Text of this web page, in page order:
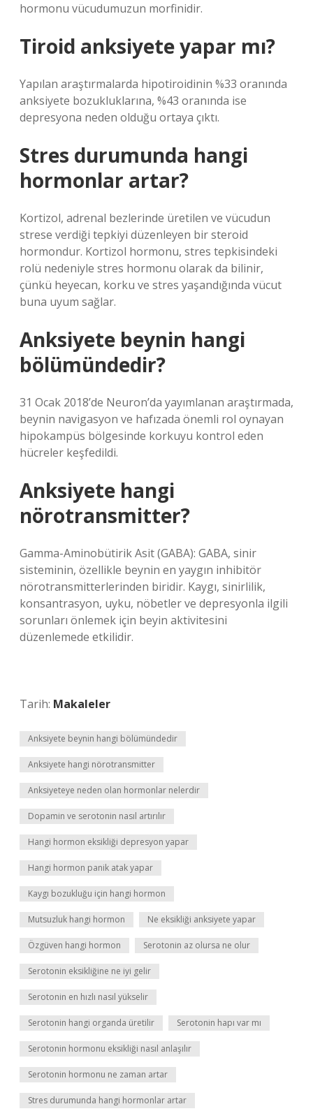
hormonu vücudumuzun morfinidir.
Tiroid anksiyete yapar mı?
Yapılan araştırmalarda hipotiroidinin %33 oranında
anksiyete bozukluklarına, %43 oranında ise
depresyona neden olduğu ortaya çıktı.
Stres durumunda hangi
hormonlar artar?
Kortizol, adrenal bezlerinde üretilen ve vücudun
strese verdiği tepkiyi düzenleyen bir steroid
hormondur. Kortizol hormonu, stres tepkisindeki
rolü nedeniyle stres hormonu olarak da bilinir,
çünkü heyecan, korku ve stres yaşandığında vücut
buna uyum sağlar.
Anksiyete beynin hangi
bölümündedir?
31 Ocak 2018’de Neuron’da yayımlanan araştırmada,
beynin navigasyon ve hafızada önemli rol oynayan
hipokampüs bölgesinde korkuyu kontrol eden
hücreler keşfedildi.
Anksiyete hangi
nörotransmitter?
Gamma-Aminobütirik Asit (GABA): GABA, sinir
sisteminin, özellikle beynin en yaygın inhibitör
nörotransmitterlerinden biridir. Kaygı, sinirlilik,
konsantrasyon, uyku, nöbetler ve depresyonla ilgili
sorunları önlemek için beyin aktivitesini
düzenlemede etkilidir.
Tarih: Makaleler
Anksiyete beynin hangi bölümündedir
Anksiyete hangi nörotransmitter
Anksiyeteye neden olan hormonlar nelerdir
Dopamin ve serotonin nasıl artırılır
Hangi hormon eksikliği depresyon yapar
Hangi hormon panik atak yapar
Kaygı bozukluğu için hangi hormon
Mutsuzluk hangi hormon Ne eksikliği anksiyete yapar
Özgüven hangi hormon Serotonin az olursa ne olur
Serotonin eksikliğine ne iyi gelir
Serotonin en hızlı nasıl yükselir
Serotonin hangi organda üretilir Serotonin hapı var mı
Serotonin hormonu eksikliği nasıl anlaşılır
Serotonin hormonu ne zaman artar
Stres durumunda hangi hormonlar artar